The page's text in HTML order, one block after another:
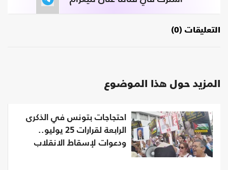
التعليقات (0)
المزيد حول هذا الموضوع
احتجاجات بتونس في الذكرى
الرابعة لقرارات 25 يوليو..
ودعوات لإسقاط الانقلاب